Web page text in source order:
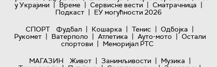
у Украјини | Време | Сервисне вести | Сматрачница |
Подкаст | ЕУ могућности 2026
СПОРТ
Фудбал | Кошарка | Тенис | Одбојка |
Рукомет | Ватерполо | Атлетика | Ауто-мото | Остали
спортови | Меморијал РТС
МАГАЗИН
Живот | Занимљивости | Музика |